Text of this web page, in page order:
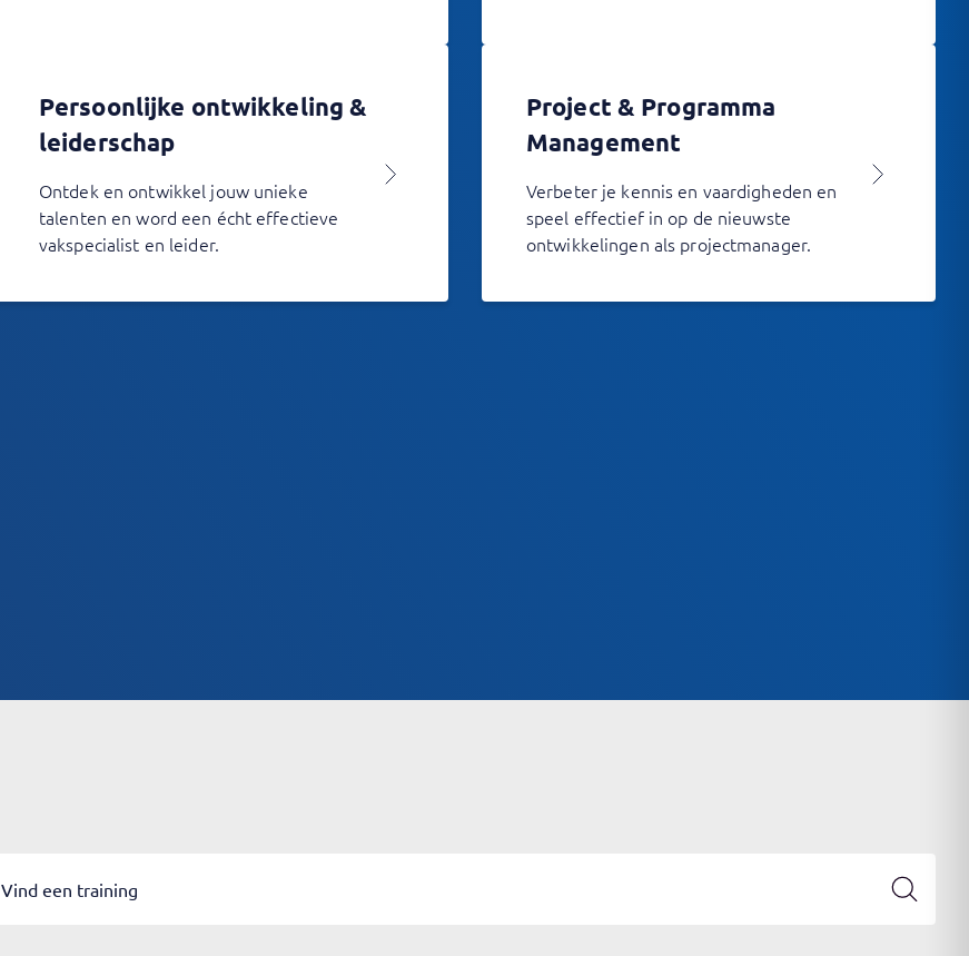
Persoonlijke ontwikkeling &
leiderschap
Ontdek en ontwikkel jouw unieke
talenten en word een écht effectieve
vakspecialist en leider.
Project & Programma
Management
Verbeter je kennis en vaardigheden en
speel effectief in op de nieuwste
ontwikkelingen als projectmanager.